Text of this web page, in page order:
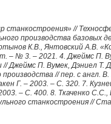
//
производства базовых
К.В., Янтовский А.В.
– № 3. – 2021. 4. Джеймс П.
Джеймс П. Вумек, Дэниел Т.
// пер. с англ.
Г. – 2003. – С. 320. 7.
– С. 400. 8. Ткаченко
станкостроения //